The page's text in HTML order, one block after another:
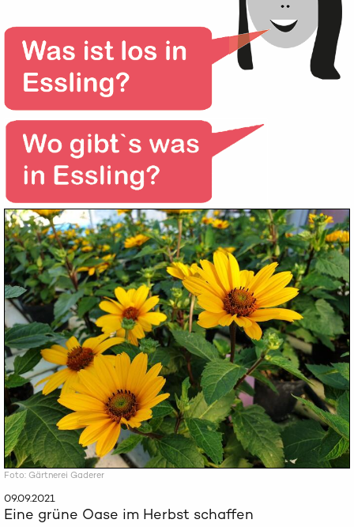
Foto: Gärtnerei Gaderer
09.09.2021
Eine grüne Oase im Herbst schaffen